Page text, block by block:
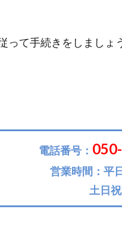
って手続きをしましょ
電話番号：
営業時間：平
土日